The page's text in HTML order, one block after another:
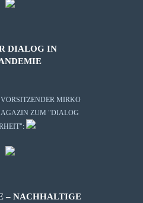
DIALOG IN
MIRKO
ZUM "DIALOG
– NACHHALTIGE